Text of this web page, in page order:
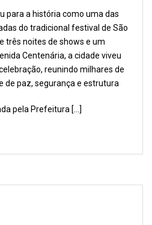
para a história como umadas
do tradicional festival de São
três noites de shows e um
Centenária, a cidade viveu
reunindo milhares de
de paz, segurança e estrutura
pela Prefeitura […]